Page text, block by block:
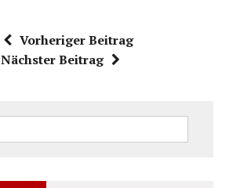
Vorheriger Beitrag
Nächster Beitrag